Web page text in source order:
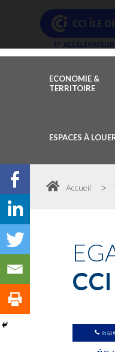
ECONOMIE &
TERRITOIRE
ESPACES À
Accueil >